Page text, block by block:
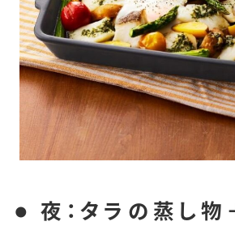
● 夜：タラの蒸し物